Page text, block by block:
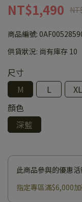
NT$1,490
商品編號:
供貨狀況: 尚有庫存 10
尺寸
M
L
XL
顏色
深藍
此商品參與的優惠
指定專區滿$6,000